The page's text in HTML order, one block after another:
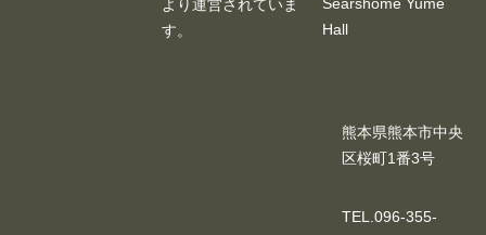
より運営されていま
す。
Hall
熊本県熊本市中央
区桜町1番3号
TEL.096-355-